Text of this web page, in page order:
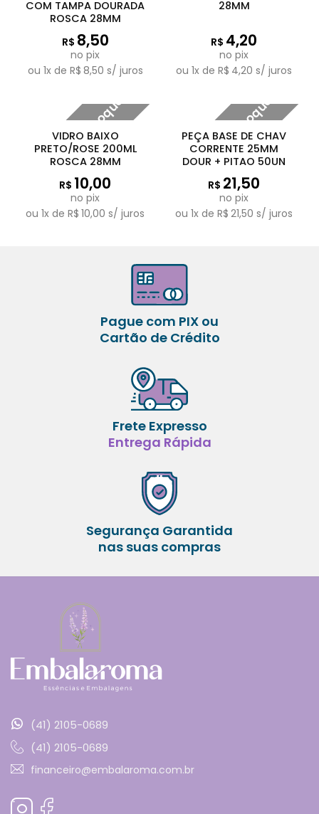
COM TAMPA DOURADA
ROSCA 28MM
R$ 8,50
no pix
ou 1x de R$ 8,50 s/ juros
28MM
R$ 4,20
no pix
ou 1x de R$ 4,20 s/ juros
Fora de estoque
VIDRO BAIXO
PRETO/ROSE 200ML
ROSCA 28MM
R$ 10,00
no pix
ou 1x de R$ 10,00 s/ juros
Fora de estoque
PEÇA BASE DE CHAV
CORRENTE 25MM
DOUR + PITAO 50UN
R$ 21,50
no pix
ou 1x de R$ 21,50 s/ juros
Pague com PIX ou
Cartão de Crédito
Frete Expresso
Entrega Rápida
Segurança Garantida
nas suas compras
(41) 2105-0689
(41) 2105-0689
financeiro@embalaroma.com.br